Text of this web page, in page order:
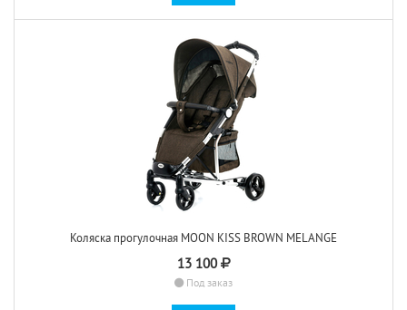
Коляска прогулочная MOON KISS BROWN MELANGE
13 100
Под заказ